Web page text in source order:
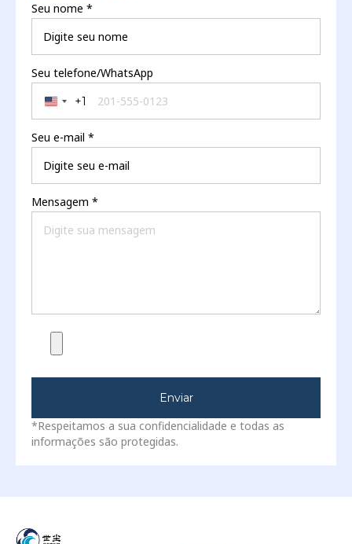
Seu nome *
Seu telefone/WhatsApp
United States +1
+1
Seu e-mail *
Mensagem *
Enviar
*Respeitamos a sua confidencialidade e todas as
informações são protegidas.